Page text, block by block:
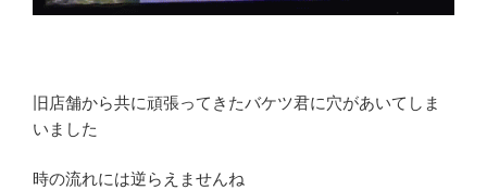
旧店舗から共に頑張ってきたバケツ君に穴があいてしま
いました
時の流れには逆らえませんね